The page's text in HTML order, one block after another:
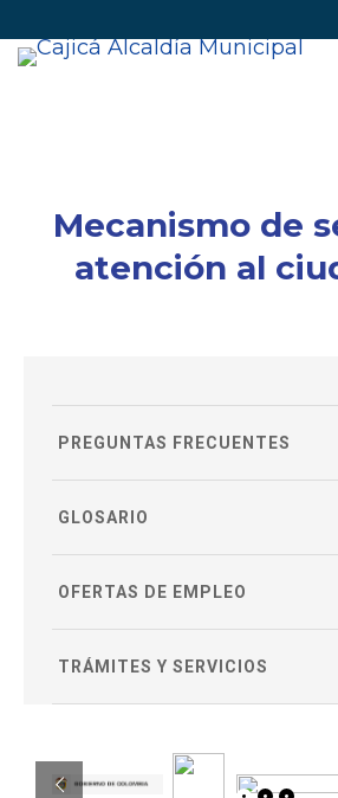
Mecanismo de
atención al
PREGUNTAS FRECUENTES
GLOSARIO
OFERTAS DE EMPLEO
TRÁMITES Y SERVICIOS